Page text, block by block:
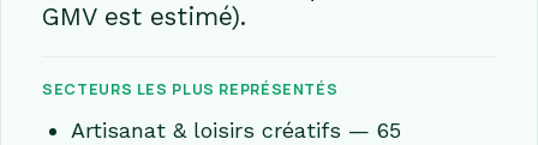
GMV est estimé).
SECTEURS LES PLUS REPRÉSENTÉS
Artisanat & loisirs créatifs — 65